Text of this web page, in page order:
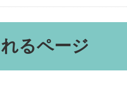
るページ